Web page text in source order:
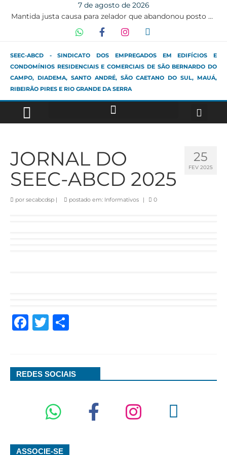
7 de agosto de 2026
Mantida justa causa para zelador que abandonou posto de trabalho na véspera de Natal
SEEC-ABCD - SINDICATO DOS EMPREGADOS EM EDIFÍCIOS E
CONDOMÍNIOS RESIDENCIAIS E COMERCIAIS DE SÃO BERNARDO DO
CAMPO, DIADEMA, SANTO ANDRÉ, SÃO CAETANO DO SUL, MAUÁ,
RIBEIRÃO PIRES E RIO GRANDE DA SERRA
25
FEV 2025
JORNAL DO
SEEC-ABCD 2025
por secabcdsp | postado em: Informativos | 0
Facebook
Twitter
REDES SOCIAIS
ASSOCIE-SE